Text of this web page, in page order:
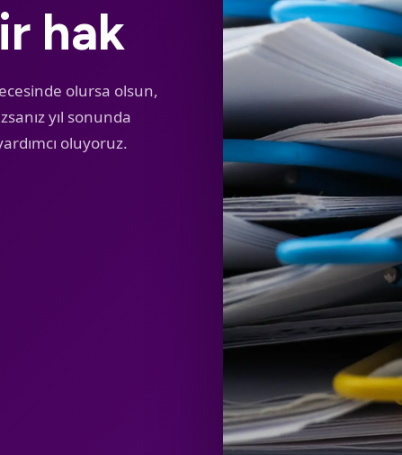
hak
olursa olsun,
yıl sonunda
oluyoruz.